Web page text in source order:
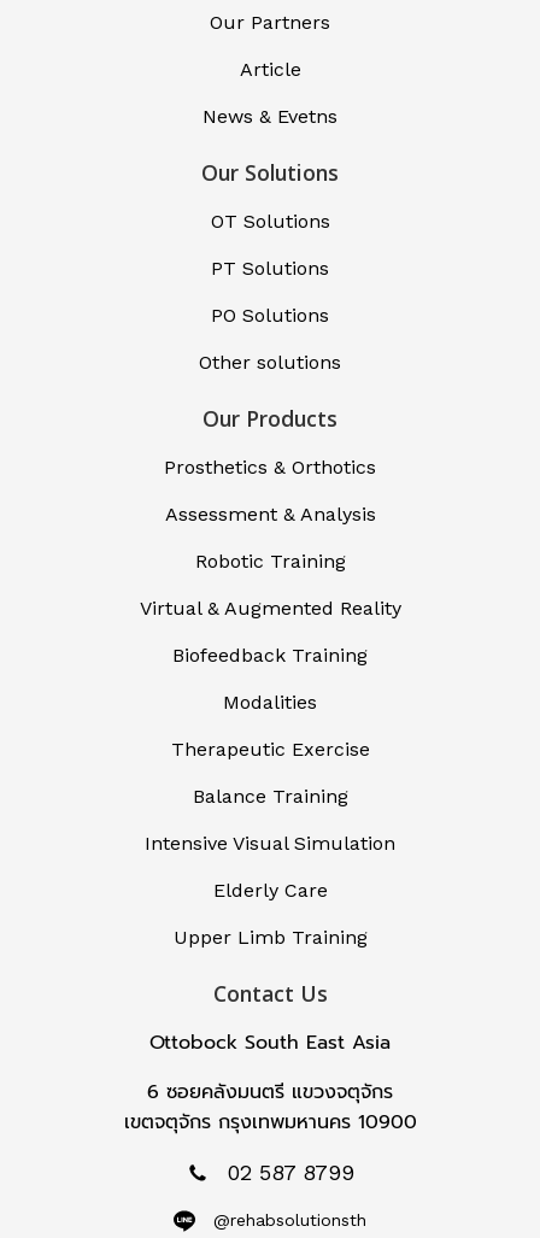
Our Partners
Article
News & Evetns
Our Solutions
OT Solutions
PT Solutions
PO Solutions
Other solutions
Our Products
Prosthetics & Orthotics
Assessment & Analysis
Robotic Training
Virtual & Augmented Reality
Biofeedback Training
Modalities
Therapeutic Exercise
Balance Training
Intensive Visual Simulation
Elderly Care
Upper Limb Training
Contact Us
Ottobock South East Asia
6 ซอยคลังมนตรี แขวงจตุจักร
เขตจตุจักร กรุงเทพมหานคร 10900
02 587 8799
@rehabsolutionsth